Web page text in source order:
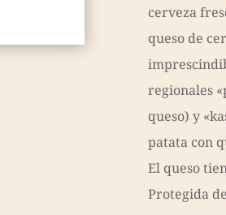
cerveza
queso de
regionales
queso) y
patata con
El queso
Protegida